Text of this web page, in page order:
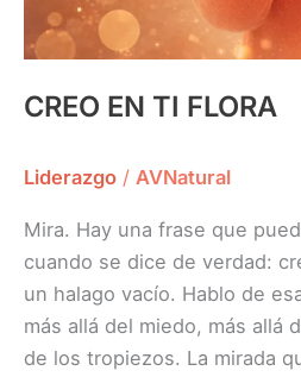
CREO EN TI FLORA
Liderazgo / AVNatural
Mira. Hay una frase que
cuando se dice de verdad:
un halago vacío. Hablo de
más allá del miedo, más allá
de los tropiezos. La mirada